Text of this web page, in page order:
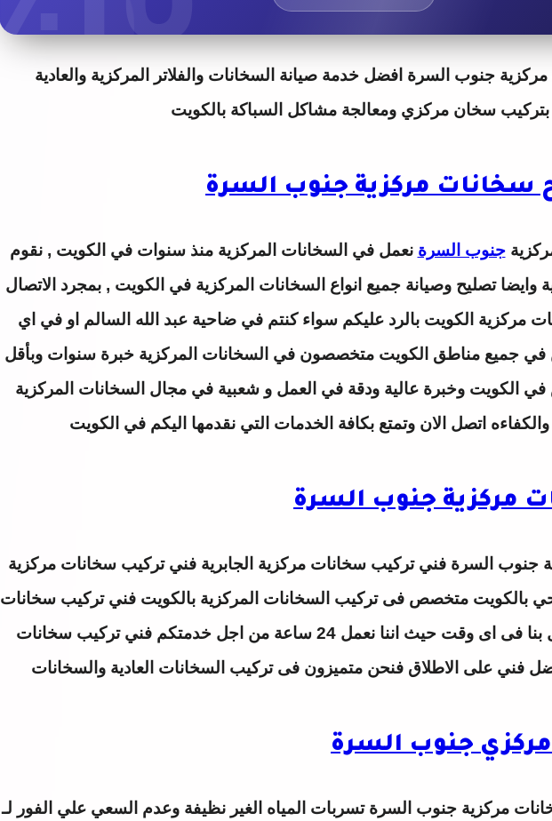
جنوب السرة افضل خدمة صيانة السخانات والفلاتر المركزية والعادية
سخان مركزي ومعالجة مشاكل السباكة بالكويت
سخانات مركزية جنوب السرة
جنوب السرة نعمل في السخانات المركزية منذ سنوات في الكويت , نقوم
تصليح وصيانة جميع انواع السخانات المركزية في الكويت , بمجرد الاتصال
مركزية الكويت بالرد عليكم سواء كنتم في ضاحية عبد الله السالم او في اي
في جميع مناطق الكويت متخصصون في السخانات المركزية خبرة سنوات وبأقل
الكويت وخبرة عالية ودقة في العمل و شعبية في مجال السخانات المركزية
والكفاءه اتصل الان وتمتع بكافة الخدمات التي نقدمها اليكم في الكويت
مركزية جنوب السرة
جنوب السرة فني تركيب سخانات مركزية الجابرية فني تركيب سخانات مركزية
بالكويت متخصص فى تركيب السخانات المركزية بالكويت فني تركيب سخانات
مركزية الجابرية اتصل بنا فى اى وقت حيث اننا نعمل 24 ساعة من اجل خدمتكم فني تركيب سخانات
فني على الاطلاق فنحن متميزون فى تركيب السخانات العادية والسخانات
جنوب السرة
مركزية جنوب السرةتسربات المياه الغير نظيفة وعدم السعي علي الفور لـ